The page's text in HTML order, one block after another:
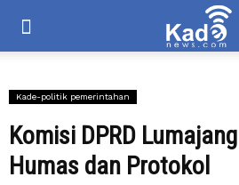
Kade-politik pemerintahan
Komisi DPRD
Humas dan Protokol